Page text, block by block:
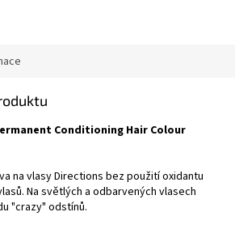
Conditioning Hair Colour
na vlasy Directions bez použití oxidantu
Na světlých a odbarvených vlasech
"crazy" odstínů.